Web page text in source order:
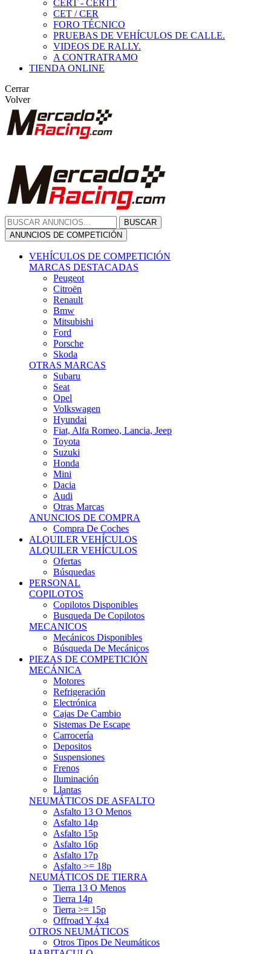
CERT - CERTT
CET / CER
FORO TÉCNICO
PRUEBAS DE VEHÍCULOS DE CALLE.
VIDEOS DE RALLY.
A CONTRATRAMO
TIENDA ONLINE
Cerrar
Volver
BUSCAR
ANUNCIOS DE COMPETICIÓN
VEHÍCULOS DE COMPETICIÓN
MARCAS DESTACADAS
Peugeot
Citroën
Renault
Bmw
Mitsubishi
Ford
Porsche
Skoda
OTRAS MARCAS
Subaru
Seat
Opel
Volkswagen
Hyundai
Fiat, Alfa Romeo, Lancia, Jeep
Toyota
Suzuki
Honda
Mini
Dacia
Audi
Otras Marcas
ANUNCIOS DE COMPRA
Compra De Coches
ALQUILER VEHÍCULOS
ALQUILER VEHÍCULOS
Ofertas
Búsquedas
PERSONAL
COPILOTOS
Copilotos Disponibles
Busqueda De Copilotos
MECANICOS
Mecánicos Disponibles
Búsqueda De Mecánicos
PIEZAS DE COMPETICIÓN
MECÁNICA
Motores
Refrigeración
Electrónica
Cajas De Cambio
Sistemas De Escape
Carrocería
Depositos
Suspensiones
Frenos
Iluminación
Llantas
NEUMÁTICOS DE ASFALTO
Asfalto 13 O Menos
Asfalto 14p
Asfalto 15p
Asfalto 16p
Asfalto 17p
Asfalto >= 18p
NEUMÁTICOS DE TIERRA
Tierra 13 O Menos
Tierra 14p
Tierra >= 15p
Offroad Y 4x4
OTROS NEUMÁTICOS
Otros Tipos De Neumáticos
HABITACULO
Asiento Baquet